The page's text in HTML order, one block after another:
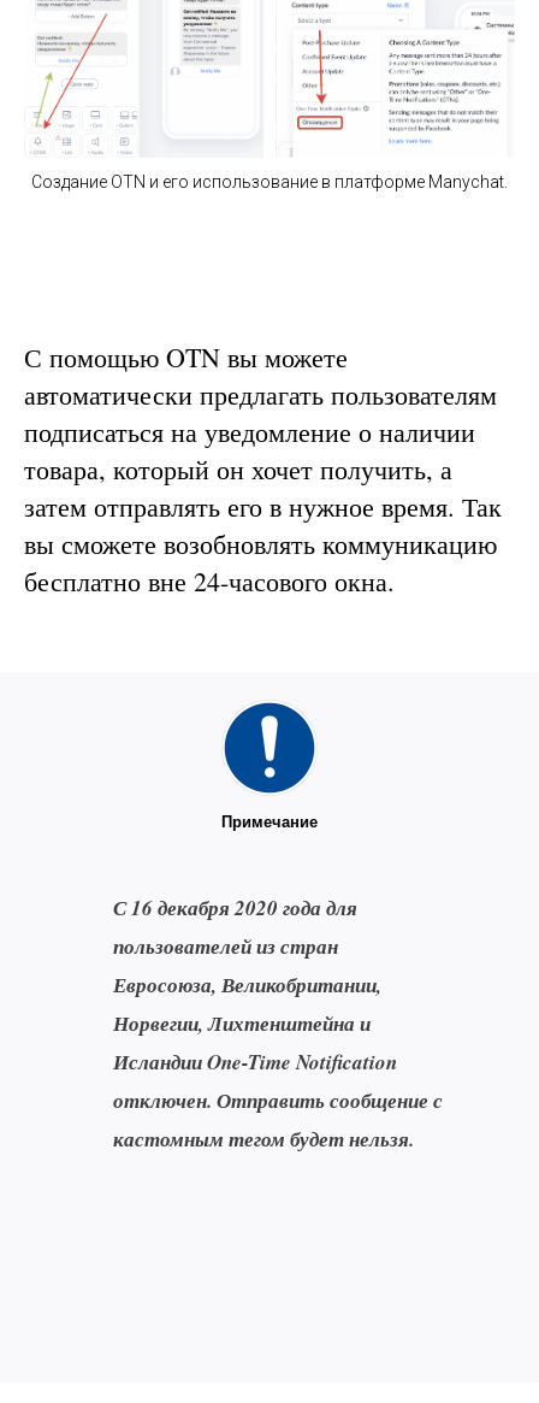
Создание OTN и его использование в платформе Manychat.
С помощью OTN вы можете
автоматически предлагать пользователям
подписаться на уведомление о наличии
товара, который он хочет получить, а
затем отправлять его в нужное время. Так
вы сможете возобновлять коммуникацию
бесплатно вне 24-часового окна.
Примечание
С 16 декабря 2020 года для
пользователей из стран
Евросоюза, Великобритании,
Норвегии, Лихтенштейна и
Исландии One-Time Notification
отключен. Отправить сообщение с
кастомным тегом будет нельзя.